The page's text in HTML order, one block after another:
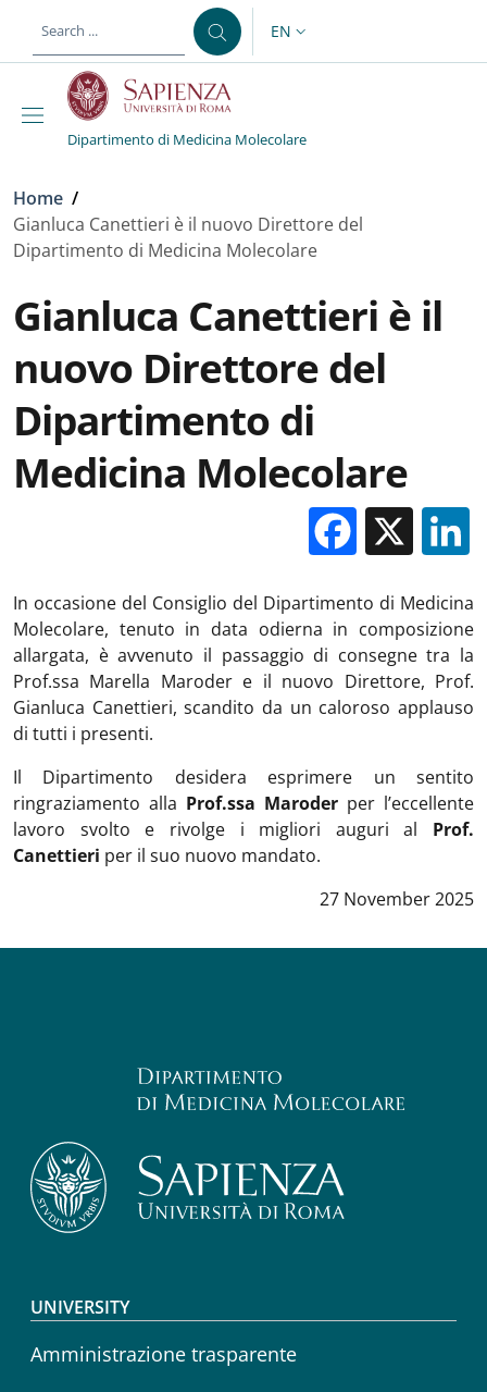
LANGUAGE SWITCHER:
EN
Dipartimento di Medicina Molecolare
Breadcrumb
Home /
Gianluca Canettieri è il nuovo Direttore del
Dipartimento di Medicina Molecolare
Gianluca Canettieri è il
nuovo Direttore del
Dipartimento di
Medicina Molecolare
X
In occasione del Consiglio del Dipartimento di Medicina
Molecolare, tenuto in data odierna in composizione
allargata, è avvenuto il passaggio di consegne tra la
Prof.ssa Marella Maroder e il nuovo Direttore, Prof.
Gianluca Canettieri, scandito da un caloroso applauso
di tutti i presenti.
Il Dipartimento desidera esprimere un sentito
ringraziamento alla Prof.ssa Maroder per l’eccellente
lavoro svolto e rivolge i migliori auguri al Prof.
Canettieri per il suo nuovo mandato.
Data notizia:
27 November 2025
Footer menu
UNIVERSITY
Amministrazione trasparente